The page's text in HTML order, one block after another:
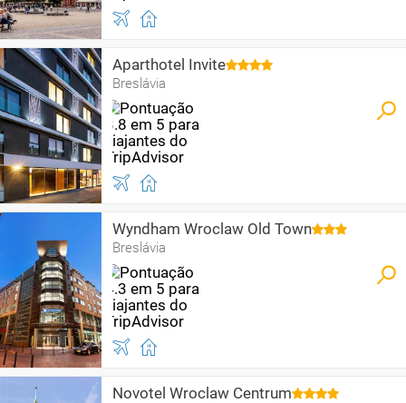
Aparthotel Invite
Breslávia
Wyndham Wroclaw Old Town
Breslávia
Novotel Wroclaw Centrum